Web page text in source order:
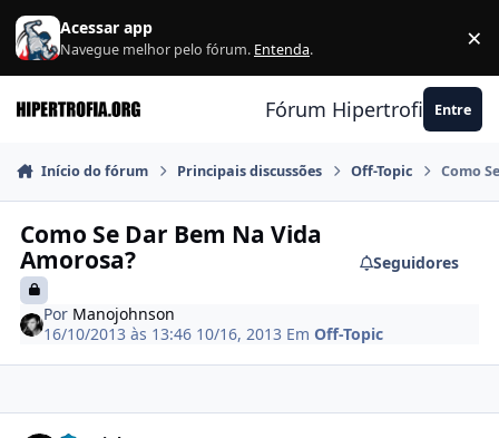
Ir para conteúdo
Acessar app
Navegue melhor pelo fórum. Entenda. ×
Fórum Hipertrofia.org
Entre
Início do fórum Principais discussões Off-Topic Como
Como Se Dar Bem Na Vida
Amorosa?
Seguidores
Por Manojohnson
16/10/2013 às 13:46 10/16, 2013 EmOff-Topic